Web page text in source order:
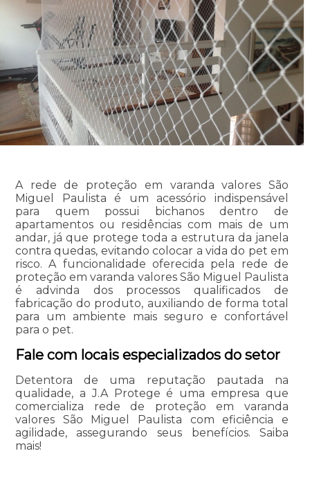
A rede de proteção em varanda valores São
Miguel Paulista é um acessório indispensável
para quem possui bichanos dentro de
apartamentos ou residências com mais de um
andar, já que protege toda a estrutura da janela
contra quedas, evitando colocar a vida do pet em
risco. A funcionalidade oferecida pela rede de
proteção em varanda valores São Miguel Paulista
é advinda dos processos qualificados de
fabricação do produto, auxiliando de forma total
para um ambiente mais seguro e confortável
para o pet.
Fale com locais especializados do setor
Detentora de uma reputação pautada na
qualidade, a J.A Protege é uma empresa que
comercializa rede de proteção em varanda
valores São Miguel Paulista com eficiência e
agilidade, assegurando seus benefícios. Saiba
mais!